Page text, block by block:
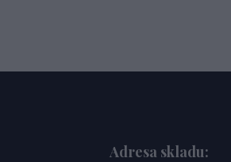
Adresa skladu: